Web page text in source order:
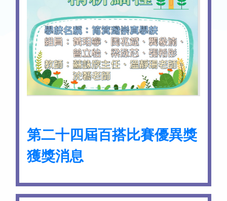
第二十四屆百搭比賽優異獎
獲獎消息